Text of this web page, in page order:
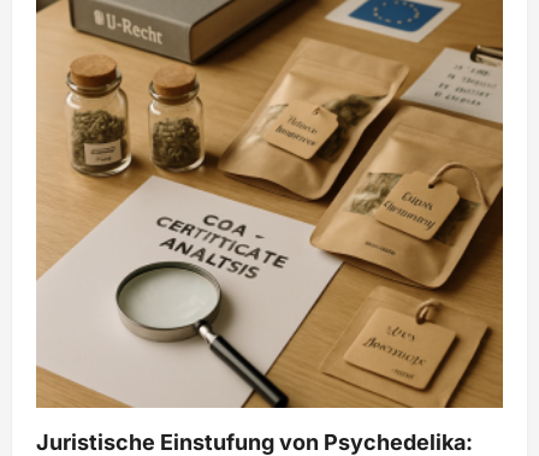
Landesregelungen
für
ethnobotanische
Pflanzen
Juristische Einstufung von Psychedelika: